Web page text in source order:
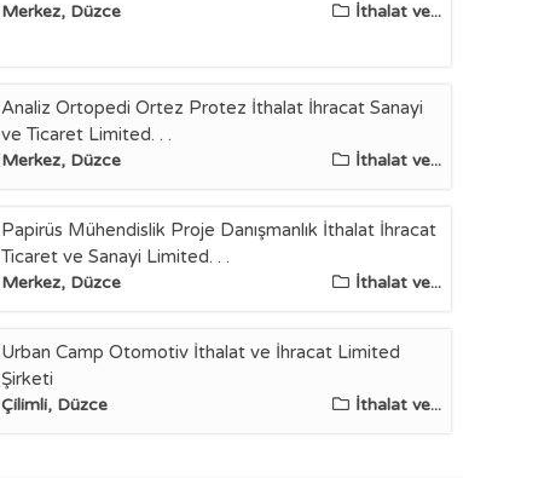
Merkez, Düzce İthalat ve...
Analiz Ortopedi Ortez Protez İthalat İhracat Sanayi
ve Ticaret Limited. . .
Merkez, Düzce İthalat ve...
Papirüs Mühendislik Proje Danışmanlık İthalat İhracat
Ticaret ve Sanayi Limited. . .
Merkez, Düzce İthalat ve...
Urban Camp Otomotiv İthalat ve İhracat Limited
Şirketi
Çilimli, Düzce İthalat ve...